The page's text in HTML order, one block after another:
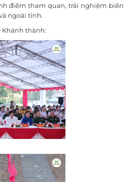
điểm tham quan, trải nghiệm biên
ngoài tỉnh.
Khánh thành: